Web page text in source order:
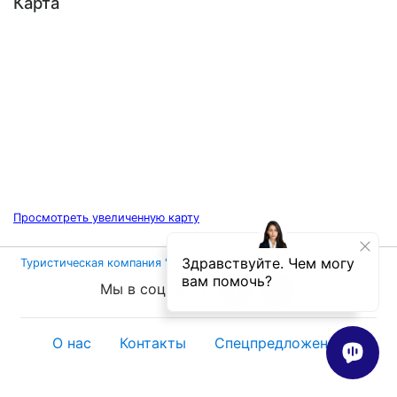
Просмотреть увеличенную карту
Туристическая компания "1000 дорог"©
Мы в соц.сетях:
О нас Контакты Спецпредложения